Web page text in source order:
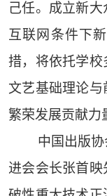
己任。成立新
互联网条件下
措，将依托学
文艺基础理论
繁荣发展贡献力
中国出版
进会会长张首